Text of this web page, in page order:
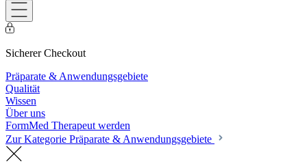
Sicherer Checkout
Präparate & Anwendungsgebiete
Qualität
Wissen
Über uns
FormMed Therapeut werden
Zur Kategorie Präparate & Anwendungsgebiete